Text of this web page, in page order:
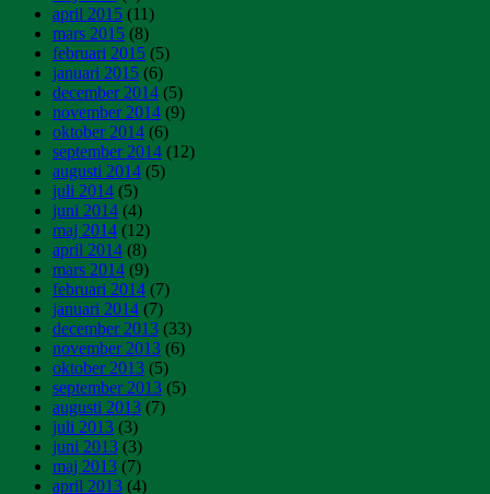
april 2015 (11)
mars 2015 (8)
februari 2015 (5)
januari 2015 (6)
december 2014 (5)
november 2014 (9)
oktober 2014 (6)
september 2014 (12)
augusti 2014 (5)
juli 2014 (5)
juni 2014 (4)
maj 2014 (12)
april 2014 (8)
mars 2014 (9)
februari 2014 (7)
januari 2014 (7)
december 2013 (33)
november 2013 (6)
oktober 2013 (5)
september 2013 (5)
augusti 2013 (7)
juli 2013 (3)
juni 2013 (3)
maj 2013 (7)
april 2013 (4)